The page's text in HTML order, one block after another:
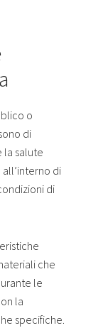
o
di
salute
di
di
che
le
la
specifiche.